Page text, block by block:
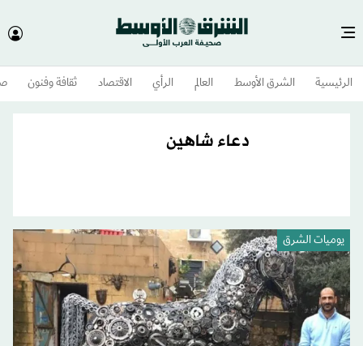
الرئيسية الشرق الأوسط​ العالم الرأي الاقتصاد ثقافة وفنون
دعاء شاهين
يوميات الشرق